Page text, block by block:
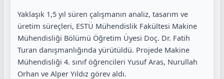
Yaklaşık 1,5 yıl süren çalışmanın analiz, tasarım ve
üretim süreçleri, ESTÜ Mühendislik Fakültesi Makine
Mühendisliği Bölümü Öğretim Üyesi Doç. Dr. Fatih
Turan danışmanlığında yürütüldü. Projede Makine
Mühendisliği 4. sınıf öğrencileri Yusuf Aras, Nurullah
Orhan ve Alper Yıldız görev aldı.